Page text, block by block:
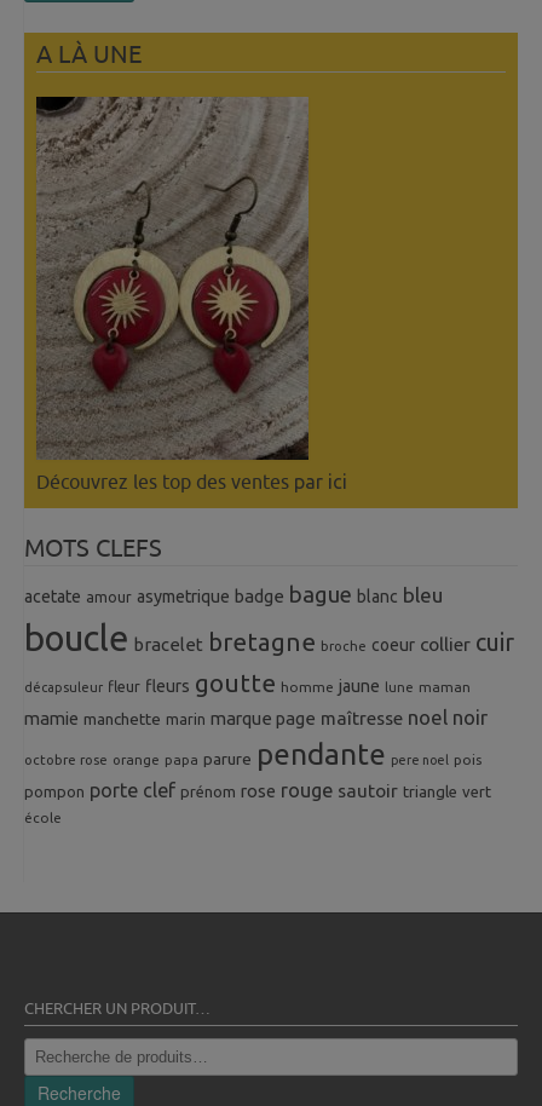
A LÀ UNE
Découvrez les top des ventes par ici
MOTS CLEFS
acetate amour asymetrique badge bague blanc bleu
boucle bracelet bretagne broche coeur collier cuir
décapsuleur fleur fleurs goutte homme jaune lune maman
mamie manchette marin marque page maîtresse noel noir
octobre rose orange papa parure pendante pere noel pois
pompon porte clef prénom rose rouge sautoir triangle vert
école
CHERCHER UN PRODUIT…
Recherche
pour :
Recherche